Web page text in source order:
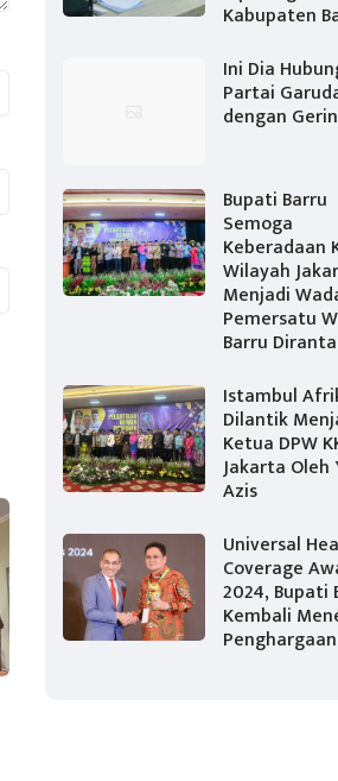
Kabupaten
Ini Dia
Partai
dengan
Bupati Barru
Semoga
Keberadaan
Wilayah
Menjadi
Pemersatu
Barru
Istambul
Dilantik
Ketua DPW
Jakarta Oleh
Azis
Universal
Coverage
2024, Bupati
Kembali
Penghargaan